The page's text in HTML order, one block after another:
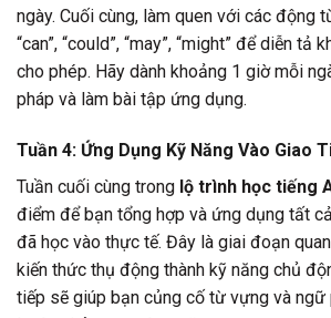
ngày. Cuối cùng, làm quen với các động
“can”, “could”, “may”, “might” để diễn tả
cho phép. Hãy dành khoảng 1 giờ mỗi
pháp và làm bài tập ứng dụng.
Tuần 4: Ứng Dụng Kỹ Năng Vào Giao
Tuần cuối cùng trong lộ trình học tiếng
điểm để bạn tổng hợp và ứng dụng tất
đã học vào thực tế. Đây là giai đoạn
kiến thức thụ động thành kỹ năng chủ
tiếp sẽ giúp bạn củng cố từ vựng và ngữ